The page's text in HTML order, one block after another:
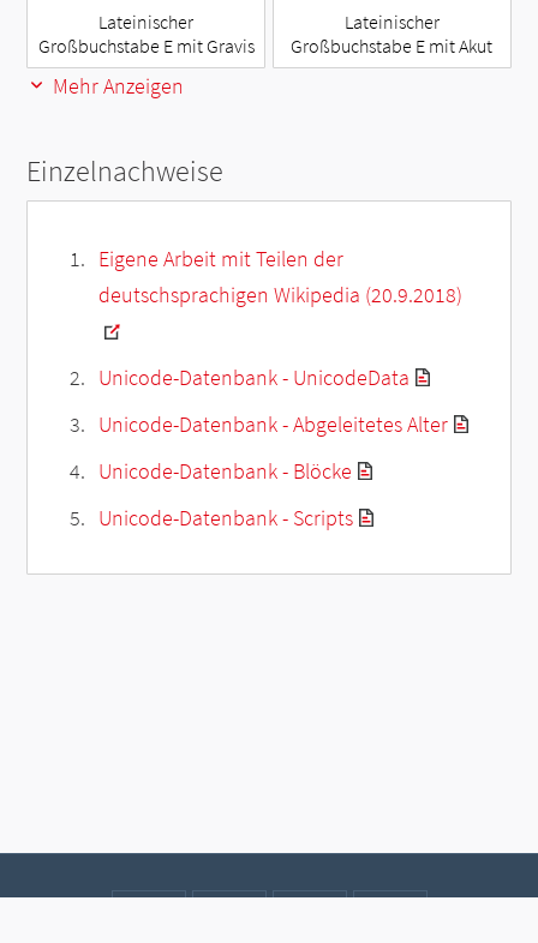
Lateinischer
Großbuchstabe E mit Gravis
Lateinischer
Großbuchstabe E mit Akut
Mehr Anzeigen
Einzelnachweise
Eigene Arbeit mit Teilen der
deutschsprachigen Wikipedia (20.9.2018)
Unicode-Datenbank - UnicodeData
Unicode-Datenbank - Abgeleitetes Alter
Unicode-Datenbank - Blöcke
Unicode-Datenbank - Scripts